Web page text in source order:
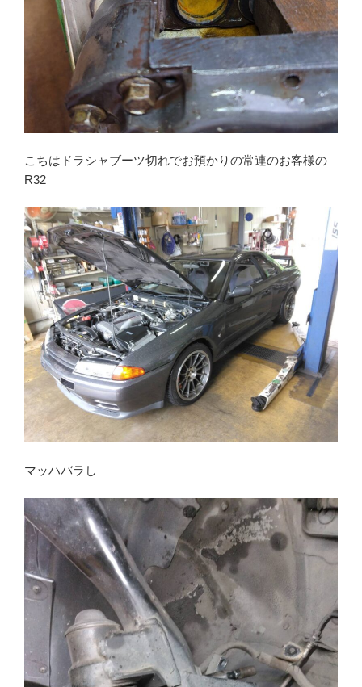
こちはドラシャブーツ切れでお預かりの常連のお客様の
R32
マッハバラし